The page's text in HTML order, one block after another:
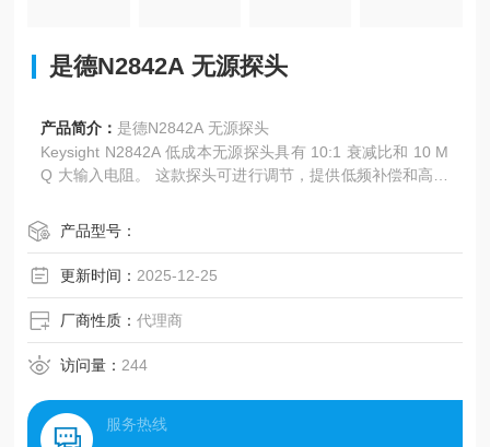
是德N2842A 无源探头
产品简介： 是德N2842A 无源探头
Keysight N2842A 低成本无源探头具有 10:1 衰减比和 10 M
Q 大输入电阻。 这款探头可进行调节，提供低频补偿和高频
产品型号：
更新时间： 2025-12-25
厂商性质：代理商
访问量： 244
服务热线